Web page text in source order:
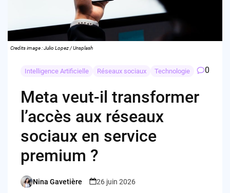
Credits image : Julio Lopez / Unsplash
Intelligence Artificielle Réseaux sociaux Technologie 0
Meta veut-il transformer
l’accès aux réseaux
sociaux en service
premium ?
Posted
Nina Gavetière 26 juin 2026